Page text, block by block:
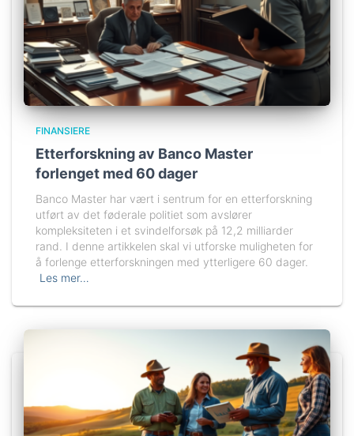
FINANSIERE
Etterforskning av Banco Master
forlenget med 60 dager
Banco Master har vært i sentrum for en etterforskning
utført av det føderale politiet som avslører
kompleksiteten i et svindelforsøk på 12,2 milliarder
rand. I denne artikkelen skal vi utforske muligheten for
å forlenge etterforskningen med ytterligere 60 dager.
Les mer…